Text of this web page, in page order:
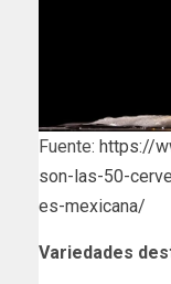
Fuente: https://
son-las-50-
es-mexicana/
Variedades